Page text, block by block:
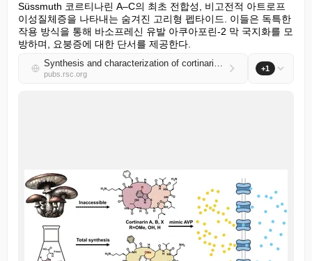
Süssmuth 코르티나린 A–C의 최초 전합성, 비고전적 아트로프
이성질체증을 나타내는 숨겨진 고리형 펩타이드. 이들은 독특한
작용 방식을 통해 바소프레신 유발 아쿠아포린-2 막 국지화를 모
방하며, 요붕증에 대한 단서를 제공한다.
Synthesis and characterization of cortinarins – cryptic cyclic peptides from mushrooms of the genus Cortinarius
pubs.rsc.org
+1